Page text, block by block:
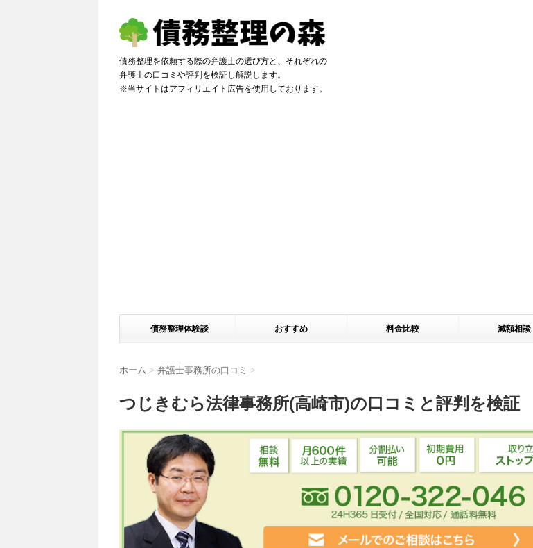
債務整理を依頼する際の弁護士の選び方と、それぞれの
弁護士の口コミや評判を検証し解説します。
※当サイトはアフィリエイト広告を使用しております。
債務整理体験談 おすすめ 料金比較 減額相談
ホーム > 弁護士事務所の口コミ >
つじきむら法律事務所(高崎市)の口コミと評判を検証